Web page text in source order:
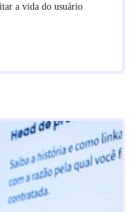
a vida do usuário